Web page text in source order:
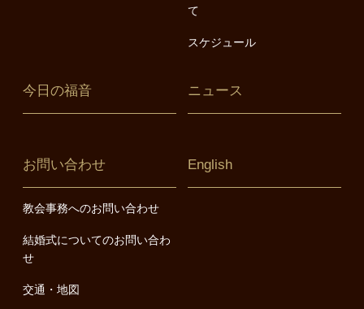
て
スケジュール
今日の福音 ニュース
お問い合わせ
教会事務へのお問い合わせ
結婚式についてのお問い合わ
せ
交通・地図
English